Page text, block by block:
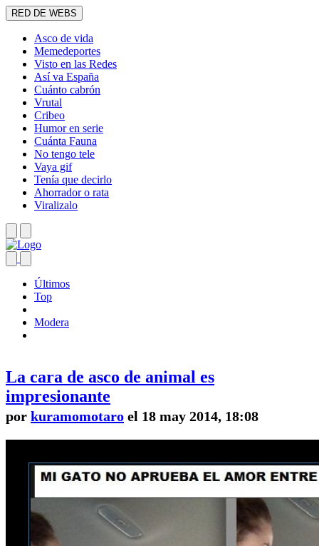
RED DE WEBS
Asco de vida
Memedeportes
Visto en las Redes
Así va España
Cuánto cabrón
Vrutal
Cribeo
Humor en serie
Cuánta Fauna
No tengo tele
Vaya gif
Tenía que decirlo
Ahorrador o rata
Viralizalo
Últimos
Top
Modera
La cara de asco de animal es
impresionante
por kuramomotaro el 18 may 2014, 18:08